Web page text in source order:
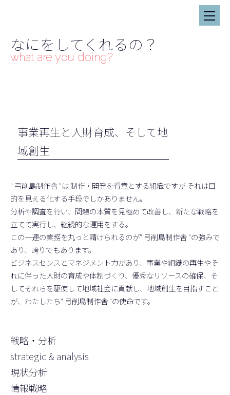
なにをしてくれるの？
what are you doing?
事業再生と人財育成、そして地
域創生
" 弓削島制作舎 "は 制作・開発を得意とする組織ですが それは目
的を見える化する手段でしかありません。
分析や調査を行い、問題の本質を見極めて改善し、新たな戦略を
立てて実行し、継続的な運用をする。
この一連の業務を丸っと請けられるのが" 弓削島制作舎 "の強みで
あり、誇りでもあります。
ビジネスセンスとマネジメント力があり、事業や組織の再生やそ
れに伴った人財の育成や体制づくり、優秀なリソースの確保、そ
してそれらを駆使して地域社会に貢献し、地域創生を目指すこと
が、わたしたち" 弓削島制作舎 "の使命です。
戦略・分析
strategic & analysis
現状分析
情報戦略